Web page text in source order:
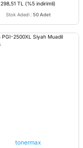
298,51 TL (%5 indirimli)
Stok Adedi : 50 Adet
tonermax